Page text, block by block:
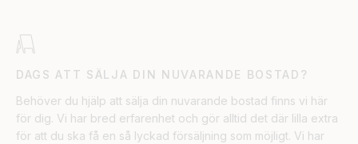
DAGS ATT SÄLJA DIN NUVARANDE BOSTAD?
Behöver du hjälp att sälja din nuvarande bostad finns vi här
för dig. Vi har bred erfarenhet och gör alltid det där lilla extra
för att du ska få en så lyckad försäljning som möjligt. Vi har